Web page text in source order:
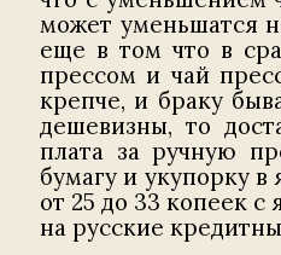
может уменьшатся
еще в том что в
прессом и чай
крепче, и браку
дешевизны, то
плата за ручную
бумагу и укупорку
от 25 до 33 копеек с
на русские